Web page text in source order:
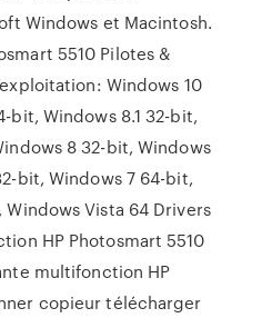
Windows et Macintosh.
5510 Pilotes &
Windows 10
bit, Windows 8.1 32-bit,
8 32-bit, Windows
bit, Windows 7 64-bit,
Vista 64 Drivers
HP Photosmart 5510
multifonction HP
copieur télécharger